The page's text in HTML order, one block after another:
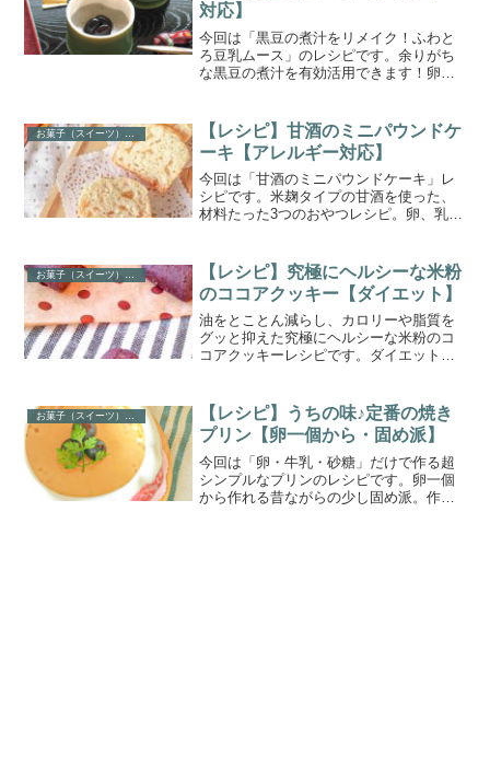
対応】
今回は「黒豆の煮汁をリメイク！ふわと
ろ豆乳ムース」のレシピです。余りがち
な黒豆の煮汁を有効活用できます！卵・
ない！ダイエット中にも安心なヘルシー
スイーツです。
【レシピ】甘酒のミニパウンドケ
ーキ【アレルギー対応】
今回は「甘酒のミニパウンドケーキ」レ
シピです。米麹タイプの甘酒を使った、
材料たった3つのおやつレシピ。卵、乳製
すすめです。クックパッドでつくれぽ100
人達成。
【レシピ】究極にヘルシーな米粉
のココアクッキー【ダイエット】
油をとことん減らし、カロリーや脂質を
グッと抑えた究極にヘルシーな米粉のコ
コアクッキーレシピです。ダイエットに
アレルギー対応スイーツ。30分ほどで完
成します。
お菓子（スイーツ）レシピ
【レシピ】うちの味♪定番の焼き
プリン【卵一個から・固め派】
今回は「卵・牛乳・砂糖」だけで作る超
シンプルなプリンのレシピです。卵一個
から作れる昔ながらの少し固め派。作り